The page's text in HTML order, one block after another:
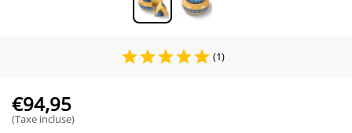
(1)
€94,95
(Taxe incluse)